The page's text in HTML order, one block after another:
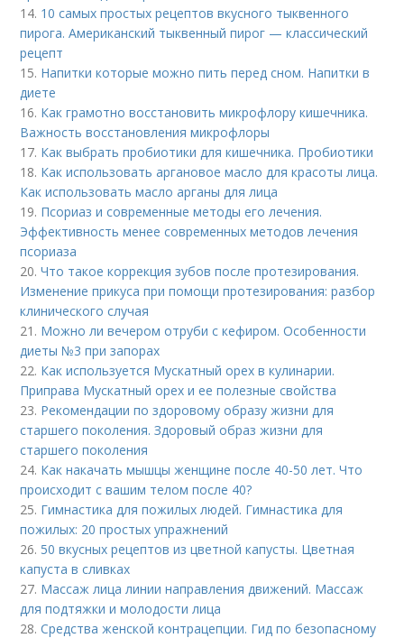
14. 10 самых простых рецептов вкусного тыквенного
пирога. Американский тыквенный пирог — классический
рецепт
15. Напитки которые можно пить перед сном. Напитки в
диете
16. Как грамотно восстановить микрофлору кишечника.
Важность восстановления микрофлоры
17. Как выбрать пробиотики для кишечника. Пробиотики
18. Как использовать аргановое масло для красоты лица.
Как использовать масло арганы для лица
19. Псориаз и современные методы его лечения.
Эффективность менее современных методов лечения
псориаза
20.Что такое коррекция зубов после протезирования.
Изменение прикуса при помощи протезирования: разбор
клинического случая
21. Можно ли вечером отруби с кефиром. Особенности
диеты №3 при запорах
22. Как используется Мускатный орех в кулинарии.
Приправа Мускатный орех и ее полезные свойства
23. Рекомендации по здоровому образу жизни для
старшего поколения. Здоровый образ жизни для
старшего поколения
24. Как накачать мышцы женщине после 40-50 лет. Что
происходит с вашим телом после 40?
25. Гимнастика для пожилых людей. Гимнастика для
пожилых: 20 простых упражнений
26. 50 вкусных рецептов из цветной капусты. Цветная
капуста в сливках
27. Массаж лица линии направления движений. Массаж
для подтяжки и молодости лица
28.Средства женской контрацепции. Гид по безопасному